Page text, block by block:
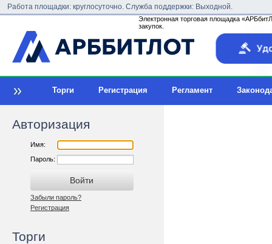
Работа площадки: круглосуточно. Служба поддержки: Выходной.
Электронная торговая площадка
закупок.
Торги Регистрация Регламент
Авторизация
Имя:
Пароль:
Забыли пароль?
Регистрация
Торги